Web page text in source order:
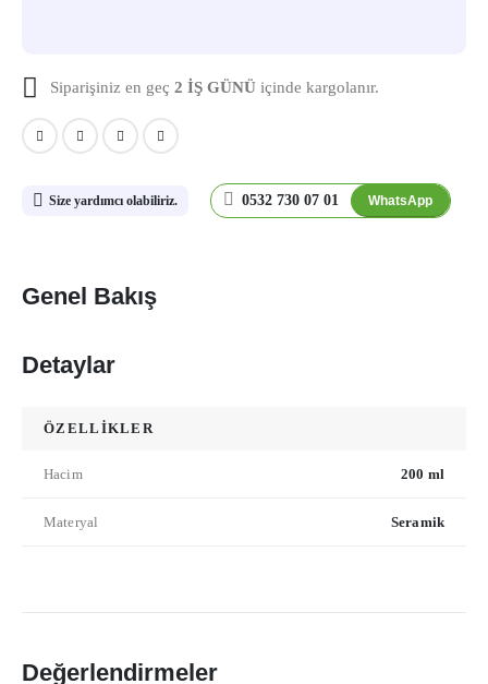
Siparişiniz en geç 2 İŞ GÜNÜ içinde kargolanır.
Size yardımcı olabiliriz. 0532 730 07 01 WhatsApp
Genel Bakış
Detaylar
ÖZELLİKLER
Hacim 200 ml
Materyal Seramik
Değerlendirmeler